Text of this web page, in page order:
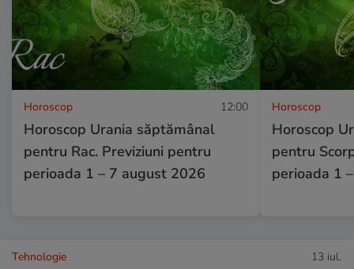
Horoscop 12:00
Horoscop Urania săptămânal
pentru Rac. Previziuni pentru
perioada 1 – 7 august 2026
Horoscop
Horoscop
pentru
perioada 1
Tehnologie 13 iul.